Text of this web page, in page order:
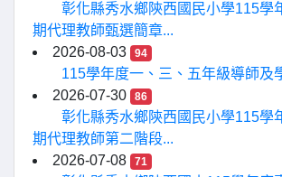
彰化縣秀水鄉陝西國民小學115學
期代理教師甄選簡章...
2026-08-03
94
115學年度一、三、五年級導師及
2026-07-30
86
彰化縣秀水鄉陝西國民小學115學
期代理教師第二階段...
2026-07-08
71